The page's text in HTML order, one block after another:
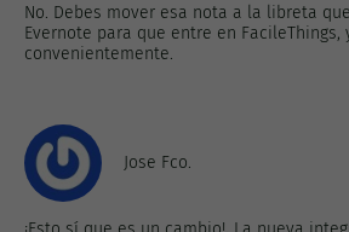
No. Debes mover esa nota a la libreta
Evernote para que entre en FacileThings,
convenientemente.
Jose Fco.